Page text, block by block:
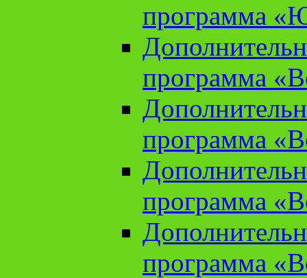
программа
программа
программа
программа
программа